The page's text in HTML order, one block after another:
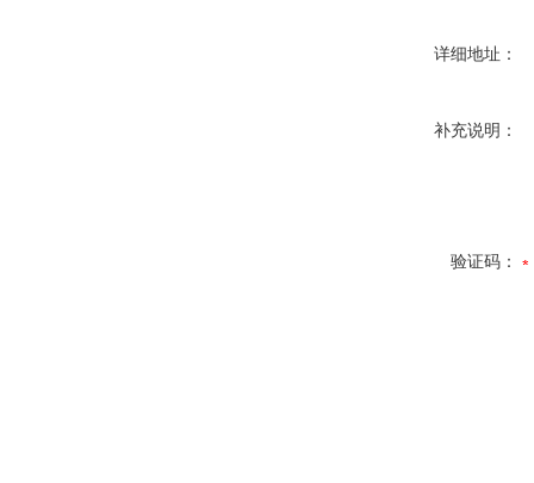
详细地址：
补充说明：
验证码：